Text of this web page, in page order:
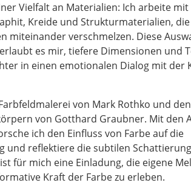
Vielfalt an Materialien: Ich arbeite mit
Kreide und Strukturmaterialien,
miteinander verschmelzen. Diese
es mir, tiefere Dimensionen und
in einen emotionalen Dialog mit der
von Mark Rothko und den
von Gotthard Graubner. Mit den
ich den Einfluss von Farbe auf die
und reflektiere die subtilen
für mich eine Einladung, die eigene
Kraft der Farbe zu erleben.